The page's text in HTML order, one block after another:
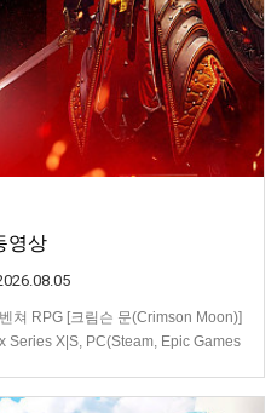
영상
쳐 RPG [크림슨 문(Crimson Moon)]
Series X|S, PC(Steam, Epic Games